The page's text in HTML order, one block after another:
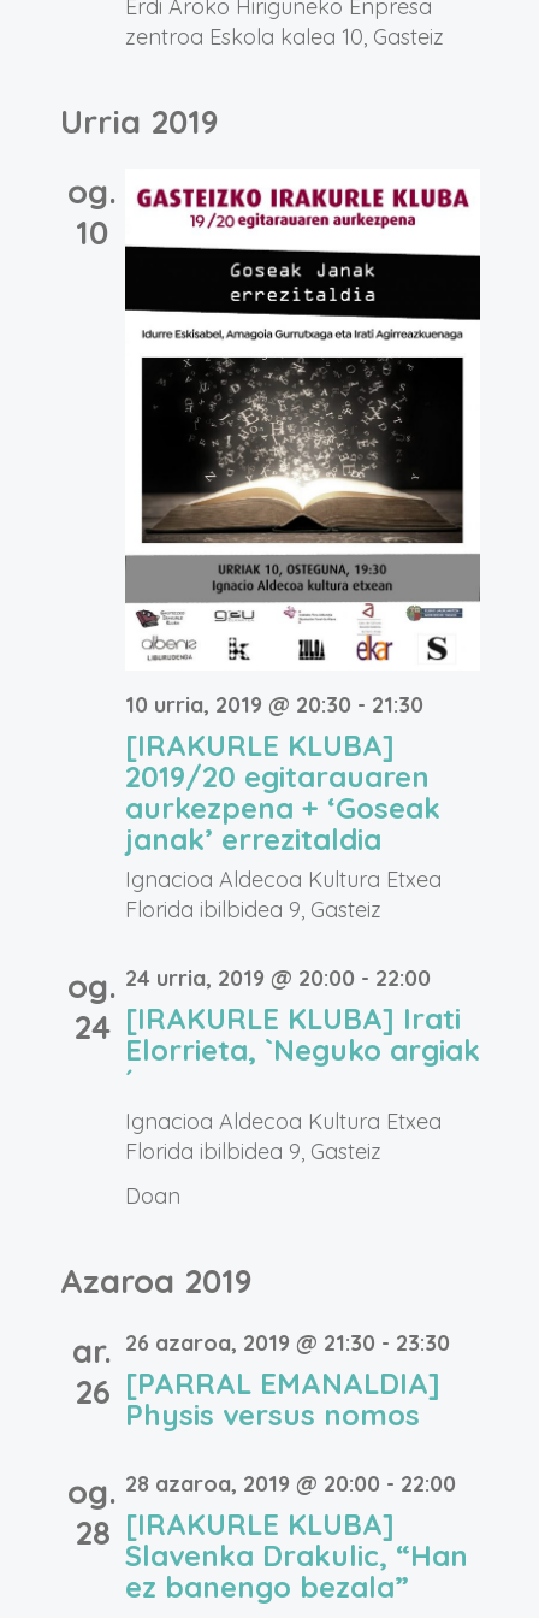
Erdi Aroko Hiriguneko Enpresa
zentroa Eskola kalea 10, Gasteiz
Urria 2019
og.
10
10 urria, 2019 @ 20:30 - 21:30
[IRAKURLE KLUBA]
2019/20 egitarauaren
aurkezpena + ‘Goseak
janak’ errezitaldia
Ignacioa Aldecoa Kultura Etxea
Florida ibilbidea 9, Gasteiz
og.
24
24 urria, 2019 @ 20:00 - 22:00
[IRAKURLE KLUBA] Irati
Elorrieta, `Neguko argiak
´
Ignacioa Aldecoa Kultura Etxea
Florida ibilbidea 9, Gasteiz
Doan
Azaroa 2019
ar.
26
26 azaroa, 2019 @ 21:30 - 23:30
[PARRAL EMANALDIA]
Physis versus nomos
og.
28
28 azaroa, 2019 @ 20:00 - 22:00
[IRAKURLE KLUBA]
Slavenka Drakulic, “Han
ez banengo bezala”